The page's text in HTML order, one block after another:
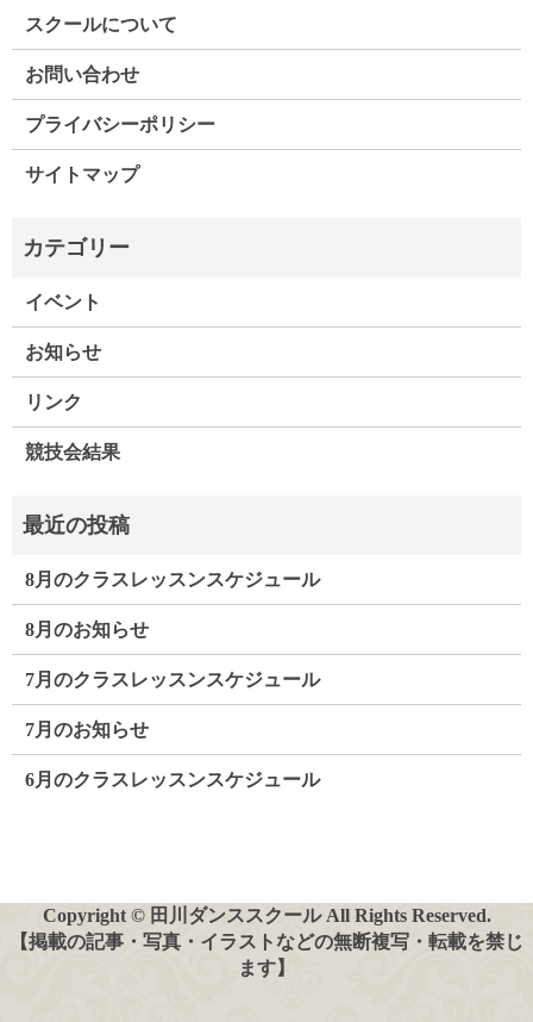
スクールについて
お問い合わせ
プライバシーポリシー
サイトマップ
イベント
お知らせ
リンク
競技会結果
8月のクラスレッスンスケジュール
8月のお知らせ
7月のクラスレッスンスケジュール
7月のお知らせ
6月のクラスレッスンスケジュール
Copyright © 田川ダンススクール All Rights Reserved.
【掲載の記事・写真・イラストなどの無断複写・転載を禁じ
ます】